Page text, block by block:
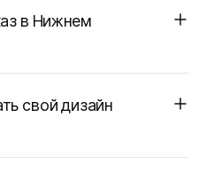
в Нижнем
свой дизайн